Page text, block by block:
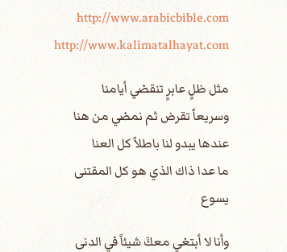
http://www.arabicbible.com
http://www.kalimatalhayat.com
مثل ظلٍ عابرٍ تنقضي أيامنا
وسريعاً تقرض ثم نمضي من هنا
عندها يبدو لنا باطلاً كل العنا
ما عدا ذاك الذي هو كل المقتنى
يسوع
وأنا لا أبتغي معكَ شيئاً في الدنى